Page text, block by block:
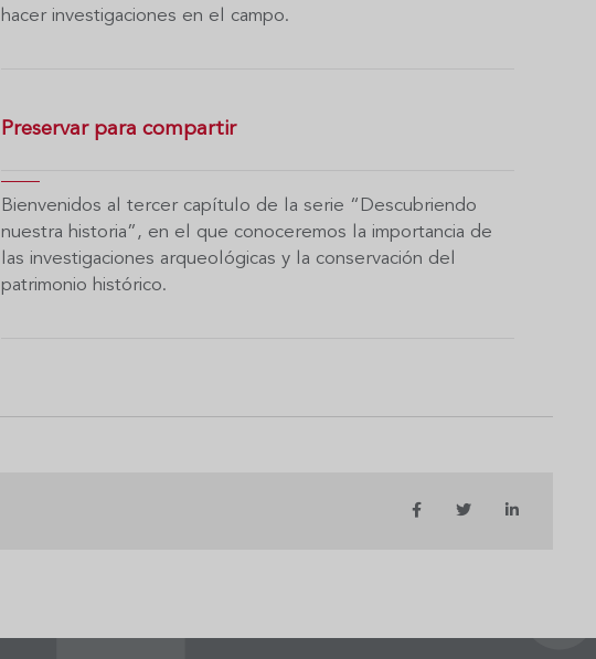
hacer investigaciones en el campo.
Preservar para compartir
Bienvenidos al tercer capítulo de la serie “Descubriendo
nuestra historia”, en el que conoceremos la importancia de
las investigaciones arqueológicas y la conservación del
patrimonio histórico.